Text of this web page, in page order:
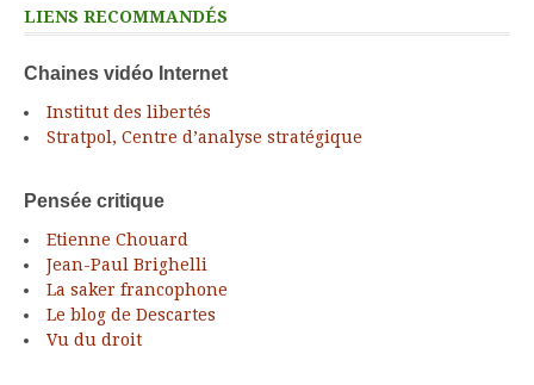
LIENS RECOMMANDÉS
Chaines vidéo Internet
Institut des libertés
Stratpol, Centre d’analyse stratégique
Pensée critique
Etienne Chouard
Jean-Paul Brighelli
La saker francophone
Le blog de Descartes
Vu du droit